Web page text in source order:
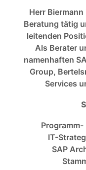
Herr
Beratung tätig
leitenden
Als Berater
namenhaften
Group,
Services
IT-
SAP